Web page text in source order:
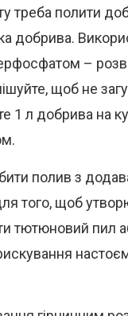
треба полити
добрива.
–
щоб не
1 л добрива на
полив з
того, щоб
тютюновий пил